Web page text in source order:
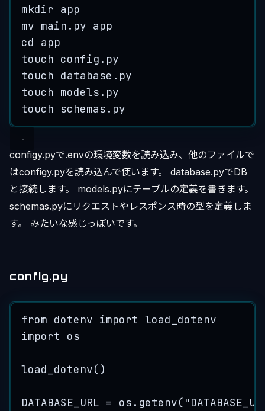
mkdir app
mv main.py app
cd
app
touch config.py
touch database.py
touch models.py
touch
schemas.py
configy.pyで.envの環境変数を読み込み、他のファイルで
はconfigy.pyを読み込んで使います。 database.pyでDB
と接続します。 models.pyにテーブルの定義を書きます。
schemas.pyにリクエストやレスポンス時の型を定義しま
す。 みたいな感じっぽいです。
config.py
from dotenv import load_dotenv
import os
load_dotenv()
DATABASE_URL = os. getenv( "